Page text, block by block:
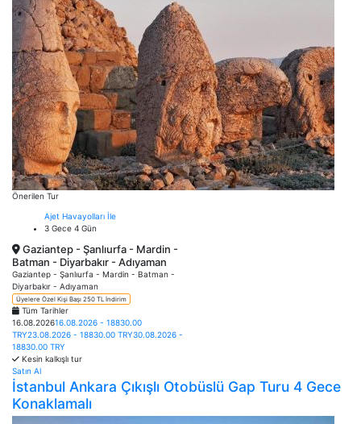
Önerilen Tur
Ajet Havayolları İle
3 Gece 4 Gün
Gaziantep - Şanlıurfa - Mardin -
Batman - Diyarbakır - Adıyaman
Gaziantep - Şanlıurfa - Mardin - Batman -
Diyarbakır - Adıyaman
Üyelere Özel Kişi Başı 250 TL İndirim
Tüm Tarihler
16.08.202616.08.2026 - 18830.00
TRY23.08.2026 - 18830.00 TRY30.08.2026 -
18830.00 TRY
Kesin kalkışlı tur
Satın Al
İstanbul Ankara Çıkışlı Otobüslü Gap Turu 4 Gece
Konaklamalı